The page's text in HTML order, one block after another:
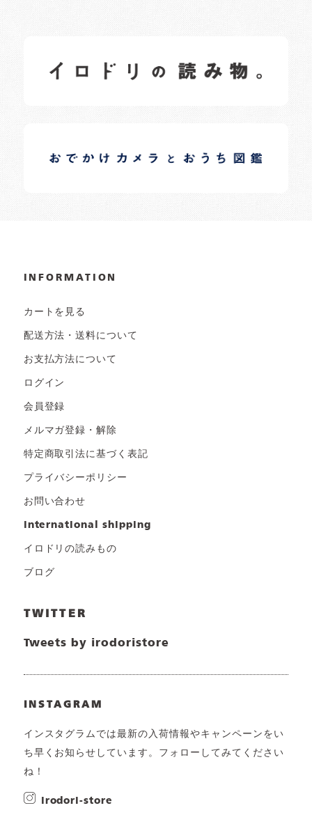
日常の様子など随時更新中です。
日常の様子など随時更新中です。
INFORMATION
カートを見る
配送方法・送料について
お支払方法について
ログイン
会員登録
メルマガ登録・解除
特定商取引法に基づく表記
プライバシーポリシー
お問い合わせ
international shipping
イロドリの読みもの
ブログ
TWITTER
Tweets by irodoristore
INSTAGRAM
インスタグラムでは最新の入荷情報やキャンペーンをい
ち早くお知らせしています。フォローしてみてください
ね！
irodori-store